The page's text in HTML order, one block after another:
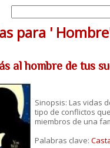
para '
al hombre de tus
Sinopsis: Las vidas
tipo de conflictos
miembros de una
Palabras clave: